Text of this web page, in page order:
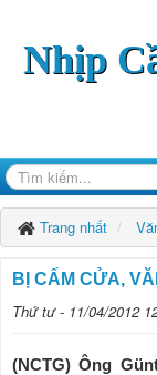
Nhịp
Trang nhất
BỊ CẤM CỬA,
Thứ tư - 11/04/2012
(NCTG) Ông